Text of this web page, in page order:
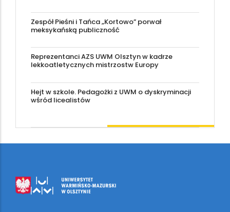
Zespół Pieśni i Tańca „Kortowo” porwał
meksykańską publiczność
Reprezentanci AZS UWM Olsztyn w kadrze
lekkoatletycznych mistrzostw Europy
Hejt w szkole. Pedagożki z UWM o dyskryminacji
wśród licealistów